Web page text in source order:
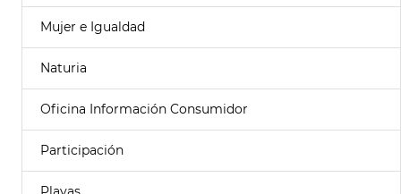
Mujer e Igualdad
Naturia
Oficina Información Consumidor
Participación